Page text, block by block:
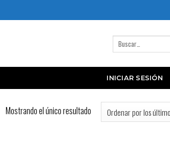
Buscar
por:
INICIAR SESIÓN
Mostrando el único resultado